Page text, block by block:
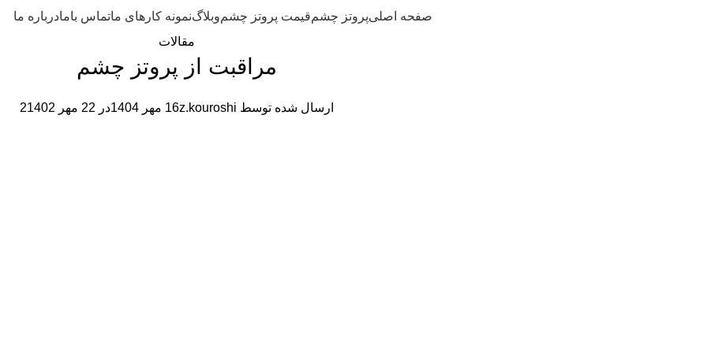
صفحه اصلیپروتز چشمقیمت پروتز چشموبلاگنمونه کارهای ماتماس بامادرباره ما
مقالات
مراقبت از پروتز چشم
ارسال شده توسط z.kouroshi16 مهر 1404 در 22 مهر 1402 2